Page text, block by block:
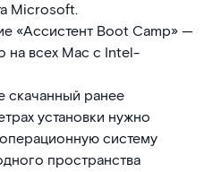
Microsoft.
«Ассистент Boot Camp» —
на всех Mac с Intel-
скачанный ранее
установки нужно
систему
пространства